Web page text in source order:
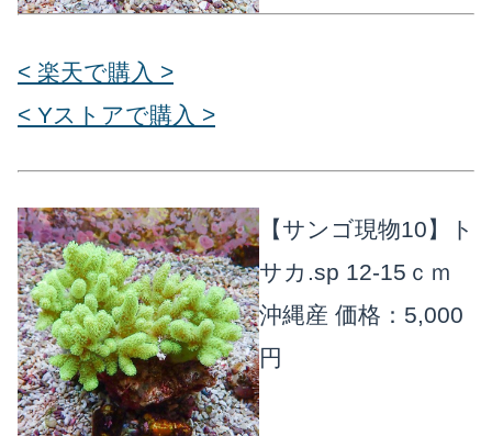
< 楽天で購入 >
< Yストアで購入 >
【サンゴ現物10】ト
サカ.sp 12-15ｃｍ
沖縄産 価格：5,000
円